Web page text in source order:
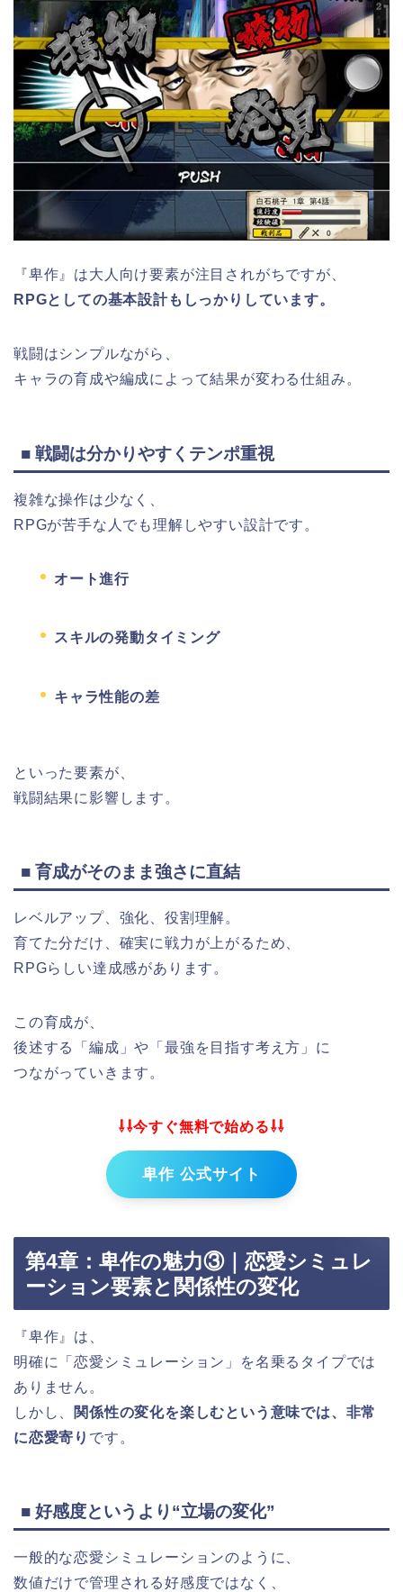
『卑作』は大人向け要素が注目されがちですが、
RPGとしての基本設計もしっかりしています。
戦闘はシンプルながら、
キャラの育成や編成によって結果が変わる仕組み。
■ 戦闘は分かりやすくテンポ重視
複雑な操作は少なく、
RPGが苦手な人でも理解しやすい設計です。
オート進行
スキルの発動タイミング
キャラ性能の差
といった要素が、
戦闘結果に影響します。
■ 育成がそのまま強さに直結
レベルアップ、強化、役割理解。
育てた分だけ、確実に戦力が上がるため、
RPGらしい達成感があります。
この育成が、
後述する「編成」や「最強を目指す考え方」に
つながっていきます。
⇩⇩今すぐ無料で始める⇩⇩
卑作 公式サイト
第4章：卑作の魅力③｜恋愛シミュレ
ーション要素と関係性の変化
『卑作』は、
明確に「恋愛シミュレーション」を名乗るタイプでは
ありません。
しかし、
関係性の変化を楽しむという意味では、非常
に恋愛寄り です。
■ 好感度というより“立場の変化”
一般的な恋愛シミュレーションのように、
数値だけで管理される好感度ではなく、